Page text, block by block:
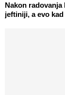
Nakon
jeftiniji, a evo